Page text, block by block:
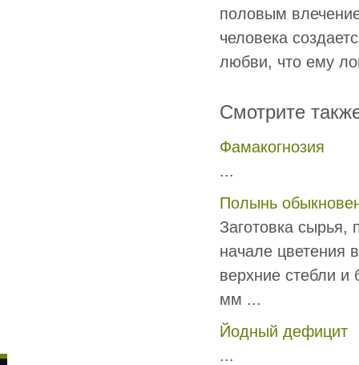
половым
человека
любви, что ему
Смотрите
Фамакогнозия
...
Полынь
Заготовка сырья,
начале цветения
верхние стебли
мм ...
Йодный дефицит
...